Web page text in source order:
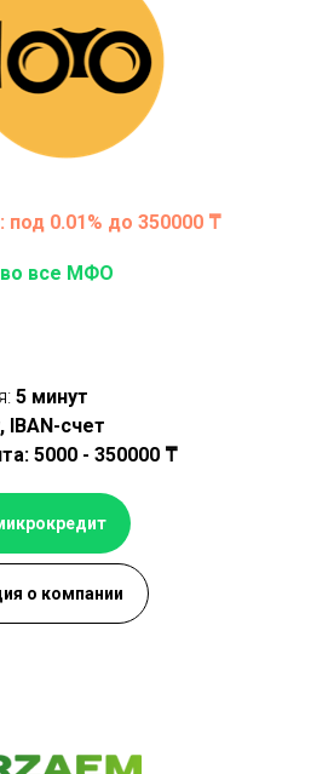
0.01% до 350000 ₸
во все МФО
5 минут
IBAN-счет
5000 - 350000 ₸
о компании